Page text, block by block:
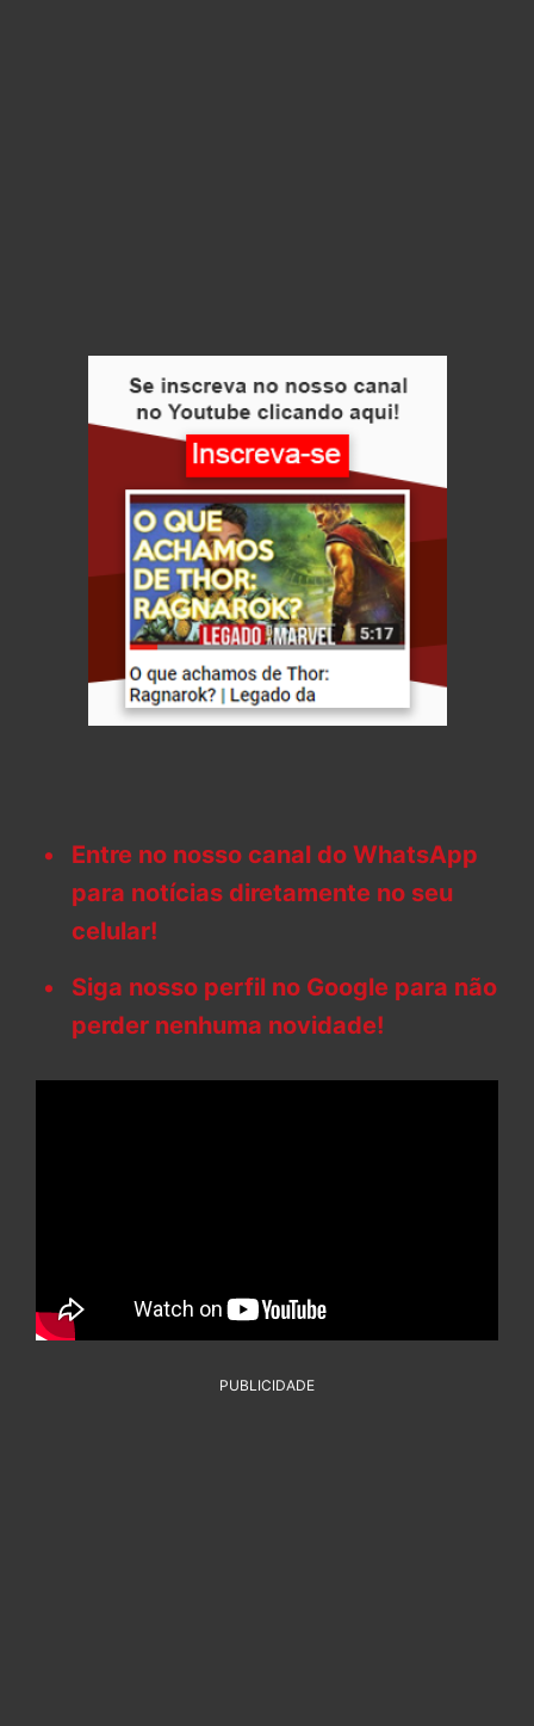
Entre no nosso canal do WhatsApp
para notícias diretamente no seu
celular!
Siga nosso perfil no Google para não
perder nenhuma novidade!
PUBLICIDADE